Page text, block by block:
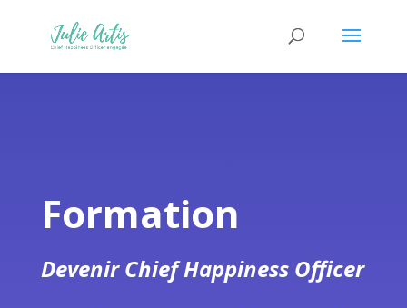
Formation
Devenir Chief Happiness Officer